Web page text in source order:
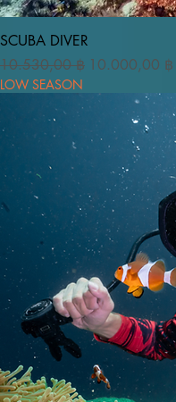
SCUBA DIVER
Prezzo regolare
10.530,00 ฿ Prezzo scontato
10.000,00 ฿
LOW SEASON